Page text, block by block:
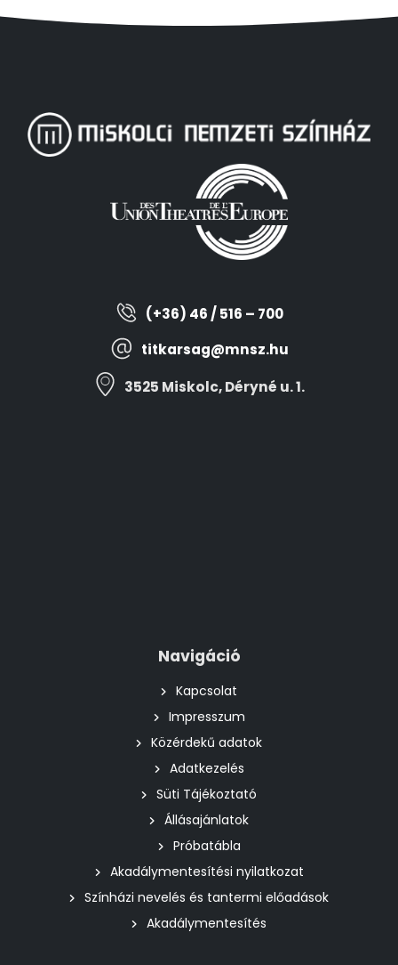
(+36) 46 / 516 – 700
titkarsag@mnsz.hu
3525 Miskolc, Déryné u. 1.
Navigáció
Kapcsolat
Impresszum
Közérdekű adatok
Adatkezelés
Süti Tájékoztató
Állásajánlatok
Próbatábla
Akadálymentesítési nyilatkozat
Színházi nevelés és tantermi előadások
Akadálymentesítés